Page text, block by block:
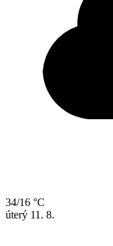
34/16 °C
úterý 11. 8.